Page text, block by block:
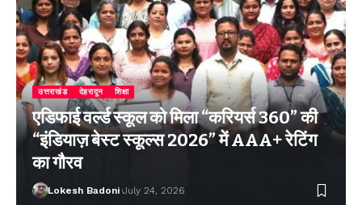
उत्तराखंड देहरादून शिक्षा
एडिफाई वर्ल्ड स्कूल को मिला “करियर्स 360” की
“इंडियाज़ बेस्ट स्कूल्स 2026” में AAA+ रेटिंग
का गौरव
Lokesh Badoni July 24, 2026